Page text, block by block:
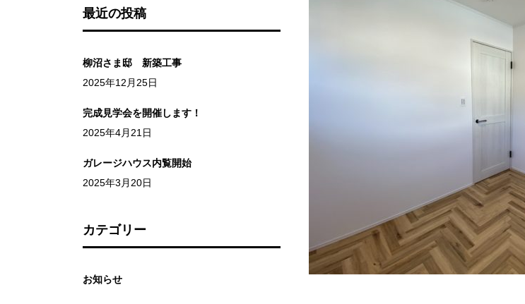
最近の投稿
柳沼さま邸 新築工事
2025年12月25日
完成見学会を開催します！
2025年4月21日
ガレージハウス内覧開始
2025年3月20日
カテゴリー
お知らせ